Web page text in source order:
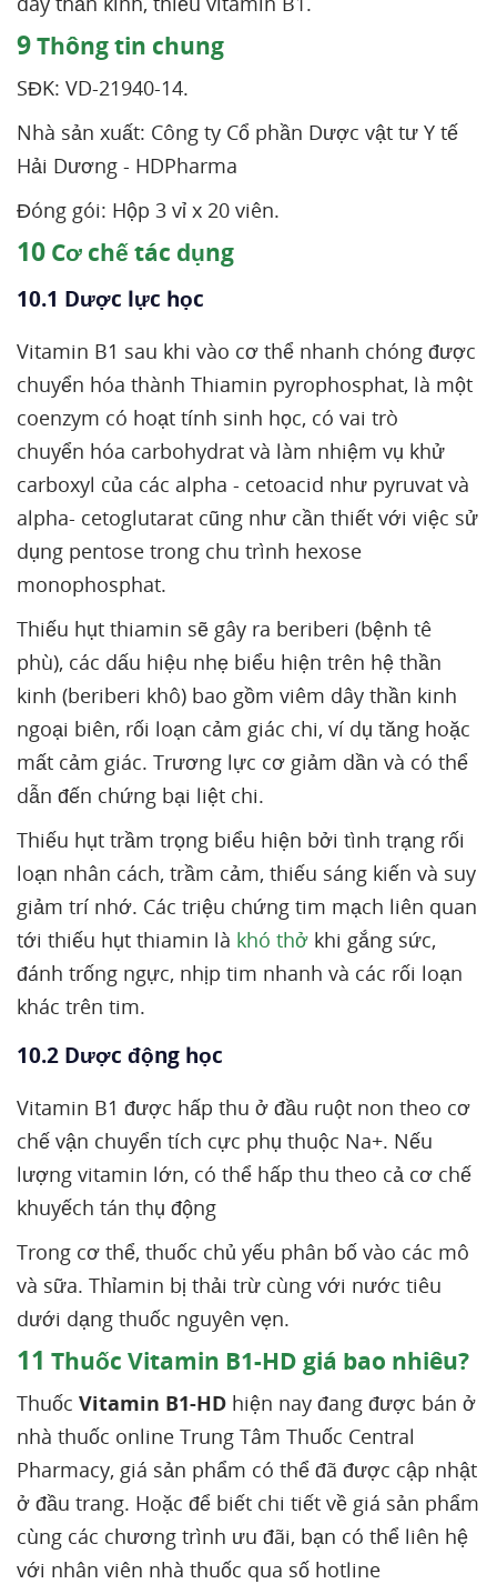
9Thông tin chung
SĐK: VD-21940-14.
Nhà sản xuất: Công ty Cổ phần Dược vật tư Y tế
Hải Dương - HDPharma
Đóng gói: Hộp 3 vỉ x 20 viên.
10 Cơ chế tác dụng
10.1 Dược lực học
Vitamin B1 sau khi vào cơ thể nhanh chóng được
chuyển hóa thành Thiamin pyrophosphat, là một
coenzym có hoạt tính sinh học, có vai trò
chuyển hóa carbohydrat và làm nhiệm vụ khử
carboxyl của các alpha - cetoacid như pyruvat và
alpha- cetoglutarat cũng như cần thiết với việc sử
dụng pentose trong chu trình hexose
monophosphat.
Thiếu hụt thiamin sẽ gây ra beriberi (bệnh tê
phù), các dấu hiệu nhẹ biểu hiện trên hệ thần
kinh (beriberi khô) bao gồm viêm dây thần kinh
ngoại biên, rối loạn cảm giác chi, ví dụ tăng hoặc
mất cảm giác. Trương lực cơ giảm dần và có thể
dẫn đến chứng bại liệt chi.
Thiếu hụt trầm trọng biểu hiện bởi tình trạng rối
loạn nhân cách, trầm cảm, thiếu sáng kiến và suy
giảm trí nhớ. Các triệu chứng tim mạch liên quan
tới thiếu hụt thiamin là khó thở khi gắng sức,
đánh trống ngực, nhịp tim nhanh và các rối loạn
khác trên tim.
10.2 Dược động học
Vitamin B1 được hấp thu ở đầu ruột non theo cơ
chế vận chuyển tích cực phụ thuộc Na+. Nếu
lượng vitamin lớn, có thể hấp thu theo cả cơ chế
khuyếch tán thụ động
Trong cơ thể, thuốc chủ yếu phân bố vào các mô
và sữa. Thỉamin bị thải trừ cùng với nước tiêu
dưới dạng thuốc nguyên vẹn.
11 Thuốc Vitamin B1-HD giá bao nhiêu?
Thuốc Vitamin B1-HD hiện nay đang được bán ở
nhà thuốc online Trung Tâm Thuốc Central
Pharmacy, giá sản phẩm có thể đã được cập nhật
ở đầu trang. Hoặc để biết chi tiết về giá sản phẩm
cùng các chương trình ưu đãi, bạn có thể liên hệ
với nhân viên nhà thuốc qua số hotline